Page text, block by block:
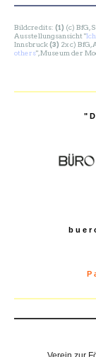
Bildcredits: (1) (c) BfG,
Ausstellungsansicht "
Innsbruck(3) 2x c) BfG,
others", Museum der